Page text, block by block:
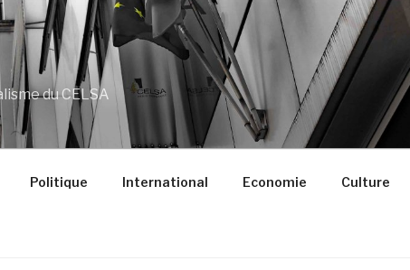
du CELSA
Politique International Economie Culture